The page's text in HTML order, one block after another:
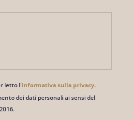
letto l'informativa sulla privacy.
dei dati personali ai sensi del